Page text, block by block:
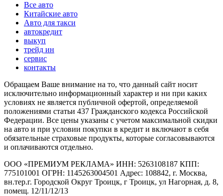
Все авто
Китайские авто
Авто для такси
автокредит
выкуп
трейд ин
сервис
контакты
Обращаем Ваше внимание на то, что данный сайт носит
исключительно информационный характер и ни при каких
условиях не является публичной офертой, определяемой
положениями статьи 437 Гражданского кодекса Российской
Федерации. Все цены указаны с учетом максимальной скидки
на авто и при условии покупки в кредит и включают в себя
обязательные страховые продукты, которые согласовываются
и оплачиваются отдельно.
ООО «ПРЕМИУМ РЕКЛАМА» ИНН: 5263108187 КПП:
775101001 ОГРН: 1145263004501 Адрес: 108842, г. Москва,
вн.тер.г. Городской Округ Троицк, г Троицк, ул Нагорная, д. 8,
помещ. 12/11/12/13